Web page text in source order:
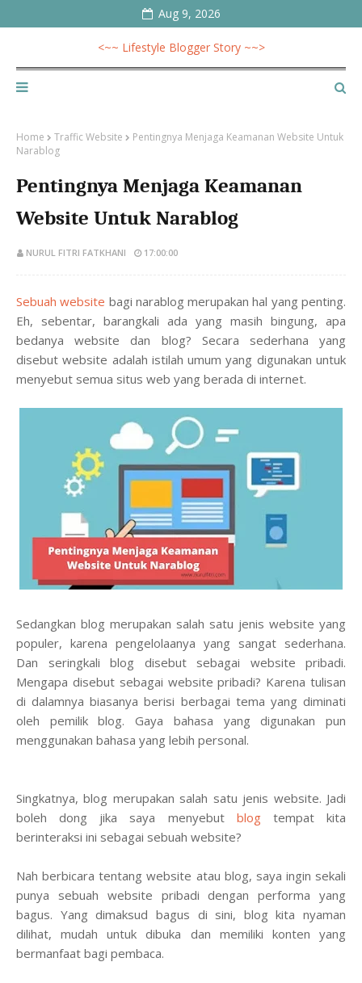
Aug 9, 2026
<~~ Lifestyle Blogger Story ~~>
Home Traffic Website
Pentingnya Menjaga Keamanan Website Untuk
Narablog
Pentingnya Menjaga Keamanan
Website Untuk Narablog
NURUL FITRI FATKHANI 17:00:00
Sebuah website bagi narablog merupakan hal yang penting.
Eh, sebentar, barangkali ada yang masih bingung, apa
bedanya website dan blog? Secara sederhana yang
disebut website adalah istilah umum yang digunakan untuk
menyebut semua situs web yang berada di internet.
Sedangkan blog merupakan salah satu jenis website yang
populer, karena pengelolaanya yang sangat sederhana.
Dan seringkali blog disebut sebagai website pribadi.
Mengapa disebut sebagai website pribadi? Karena tulisan
di dalamnya biasanya berisi berbagai tema yang diminati
oleh pemilik blog. Gaya bahasa yang digunakan pun
menggunakan bahasa yang lebih personal.
Singkatnya, blog merupakan salah satu jenis website. Jadi
boleh dong jika saya menyebut blogtempat kita
berinteraksi ini sebagai sebuah website?
Nah berbicara tentang website atau blog, saya ingin sekali
punya sebuah website pribadi dengan performa yang
bagus. Yang dimaksud bagus di sini, blog kita nyaman
dilihat, mudah untuk dibuka dan memiliki konten yang
bermanfaat bagi pembaca.